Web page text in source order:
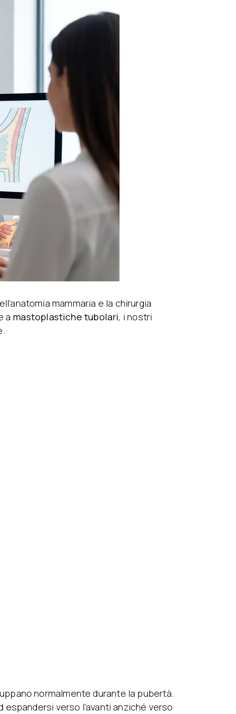
mammaria e la chirurgia
a mastoplastiche tubolari, i nostri
normalmente durante la pubertà.
verso l’avanti anziché verso